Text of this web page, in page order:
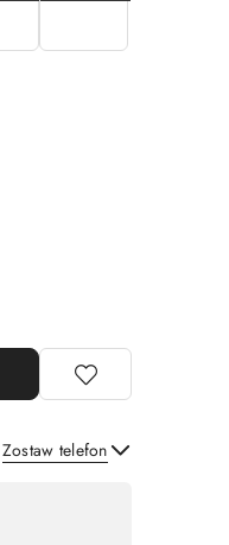
Zostaw telefon